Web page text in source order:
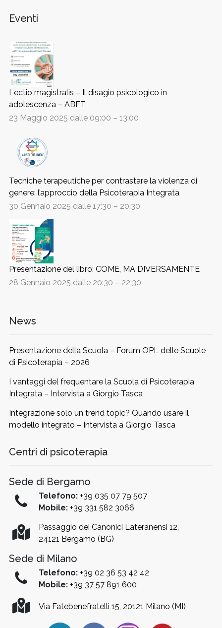
Eventi
Lectio magistralis – Il disagio psicologico in
adolescenza – ABFT
23 Maggio 2025 dalle 09:00 – 13:00
Tecniche terapeutiche per contrastare la violenza di
genere: l’approccio della Psicoterapia Integrata
30 Gennaio 2025 dalle 17:30 – 20:30
Presentazione del libro: COME, MA DIVERSAMENTE
28 Gennaio 2025 dalle 20:30 – 22:30
News
Presentazione della Scuola – Forum OPL delle Scuole
di Psicoterapia – 2026
I vantaggi del frequentare la Scuola di Psicoterapia
Integrata – Intervista a Giorgio Tasca
Integrazione solo un trend topic? Quando usare il
modello integrato – Intervista a Giorgio Tasca
Centri di psicoterapia
Sede di Bergamo
Telefono: +39 035 07 79 507
Mobile: +39 331 582 3066
Passaggio dei Canonici Lateranensi 12,
24121 Bergamo (BG)
Sede di Milano
Telefono: +39 02 36 53 42 42
Mobile: +39 37 57 891 600
Via Fatebenefratelli 15, 20121 Milano (MI)
Iscrizione AA 27/28